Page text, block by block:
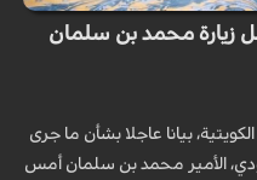
زيارة محمد بن سلمان
بيانا عاجلا بشأن ما جرى
الأمير محمد بن سلمان أمس